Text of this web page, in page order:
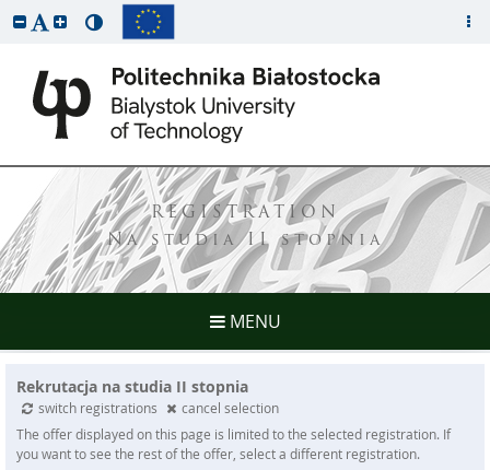
REGISTRATION
Na studia II stopnia
MENU
Rekrutacja na studia II stopnia
switch registrations
cancel selection
The offer displayed on this page is limited to the selected registration. If
you want to see the rest of the offer, select a different registration.